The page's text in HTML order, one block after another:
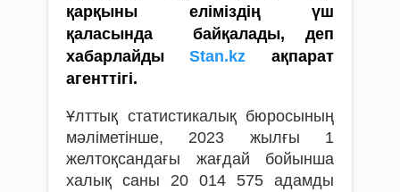
қарқыны еліміздің үш
қаласында байқалады, деп
хабарлайды Stan.kz ақпарат
агенттігі.
Ұлттық статистикалық бюросының
мәліметінше, 2023 жылғы 1
желтоқсандағы жағдай бойынша
халық саны 20 014 575 адамды